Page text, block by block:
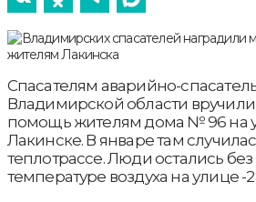
Спасателям аварийно-
Владимирской области
помощь жителям дома № 96 на
Лакинске. В январе там
теплотрассе. Люди остались
температуре воздуха на улице -